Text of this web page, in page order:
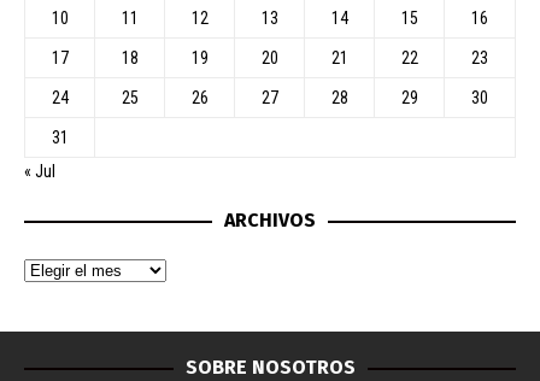
10 11 12 13 14 15 16
17 18 19 20 21 22 23
24 25 26 27 28 29 30
31
« Jul
ARCHIVOS
SOBRE NOSOTROS